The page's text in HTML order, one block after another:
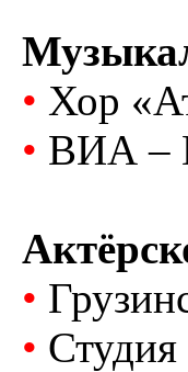
• Хор
• ВИА –
•
• Студия